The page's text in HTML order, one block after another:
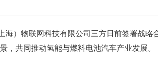
）物联网科技有限公司三方日前签署战略
共同推动氢能与燃料电池汽车产业发展。